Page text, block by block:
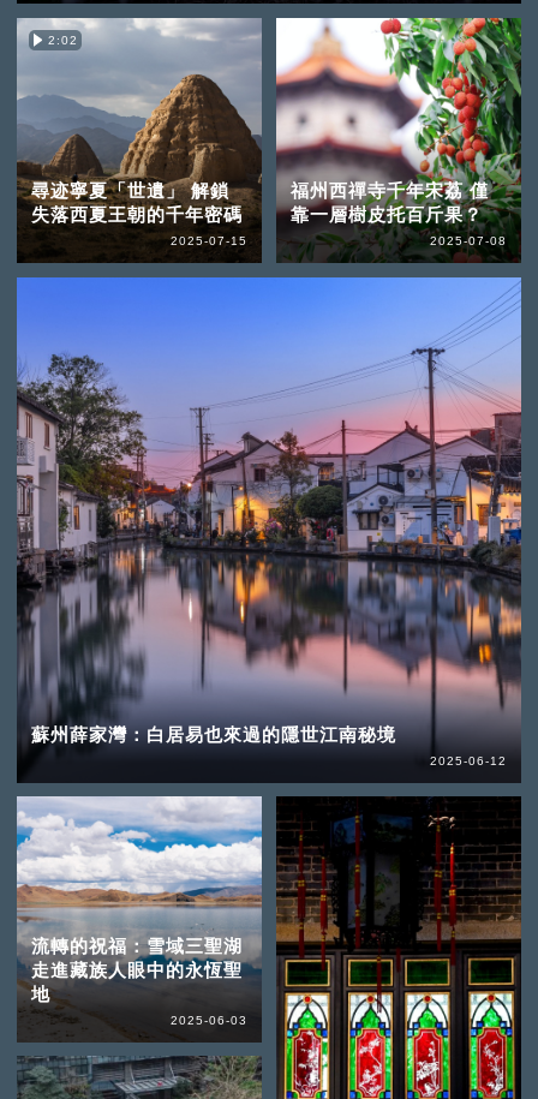
2:02
尋迹寧夏「世遺」 解鎖
失落西夏王朝的千年密碼
2025-07-15
福州西禪寺千年宋荔 僅
靠一層樹皮托百斤果？
2025-07-08
蘇州薛家灣：白居易也來過的隱世江南秘境
2025-06-12
流轉的祝福：雪域三聖湖
走進藏族人眼中的永恆聖
地
2025-06-03